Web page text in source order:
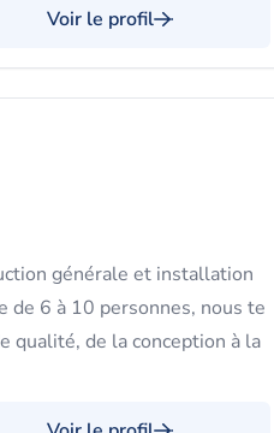
Voir le profil
générale et installation
de 6 à 10 personnes, nous te
qualité, de la conception à la